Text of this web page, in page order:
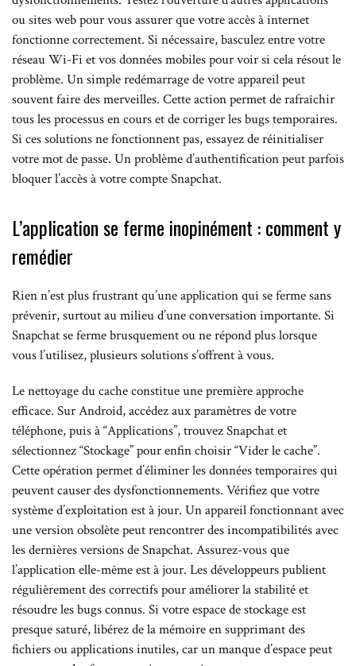
ou sites web pour vous assurer que votre accès à internet
fonctionne correctement. Si nécessaire, basculez entre votre
réseau Wi-Fi et vos données mobiles pour voir si cela résout le
problème. Un simple redémarrage de votre appareil peut
souvent faire des merveilles. Cette action permet de rafraîchir
tous les processus en cours et de corriger les bugs temporaires.
Si ces solutions ne fonctionnent pas, essayez de réinitialiser
votre mot de passe. Un problème d’authentification peut parfois
bloquer l’accès à votre compte Snapchat.
L’application se ferme inopinément : comment y
remédier
Rien n’est plus frustrant qu’une application qui se ferme sans
prévenir, surtout au milieu d’une conversation importante. Si
Snapchat se ferme brusquement ou ne répond plus lorsque
vous l’utilisez, plusieurs solutions s’offrent à vous.
Le nettoyage du cache constitue une première approche
efficace. Sur Android, accédez aux paramètres de votre
téléphone, puis à “Applications”, trouvez Snapchat et
sélectionnez “Stockage” pour enfin choisir “Vider le cache”.
Cette opération permet d’éliminer les données temporaires qui
peuvent causer des dysfonctionnements. Vérifiez que votre
système d’exploitation est à jour. Un appareil fonctionnant avec
une version obsolète peut rencontrer des incompatibilités avec
les dernières versions de Snapchat. Assurez-vous que
l’application elle-même est à jour. Les développeurs publient
régulièrement des correctifs pour améliorer la stabilité et
résoudre les bugs connus. Si votre espace de stockage est
presque saturé, libérez de la mémoire en supprimant des
fichiers ou applications inutiles, car un manque d’espace peut